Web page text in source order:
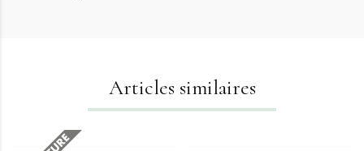
Articles similaires